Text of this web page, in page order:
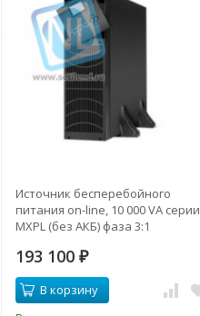
Источник бесперебойного
питания on-line, 10 000 VA серии
MXPL (без АКБ) фаза 3:1
193 100 ₽
В корзину